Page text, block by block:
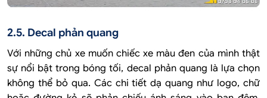
2.5. Decal phản quang
Với những chủ xe muốn chiếc xe màu đen của mình thật
sự nổi bật trong bóng tối, decal phản quang là lựa chọn
không thể bỏ qua. Các chi tiết dạ quang như logo, chữ